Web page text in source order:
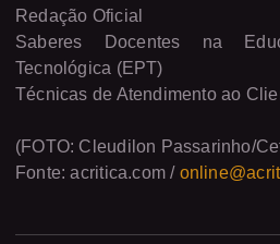
Redação Oficial
Saberes Docentes na
Tecnológica (EPT)
Técnicas de Atendimento ao
(FOTO: Cleudilon Passarinho/
Fonte: acritica.com /